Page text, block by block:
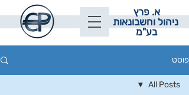
א. פרץ
ניהול וחשבונאות
בע"מ
פוסט
All Posts